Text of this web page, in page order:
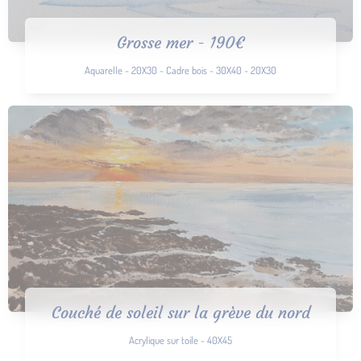
Grosse mer - 190€
Aquarelle - 20X30 - Cadre bois - 30X40 - 20X30
Couché de soleil sur la grève du nord
Acrylique sur toile - 40X45